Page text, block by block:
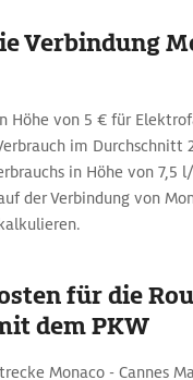
Verbindung
Höhe von 5 € für
im Durchschnitt
in Höhe von 7,5
der Verbindung von
für die
dem PKW
Monaco - Cannes